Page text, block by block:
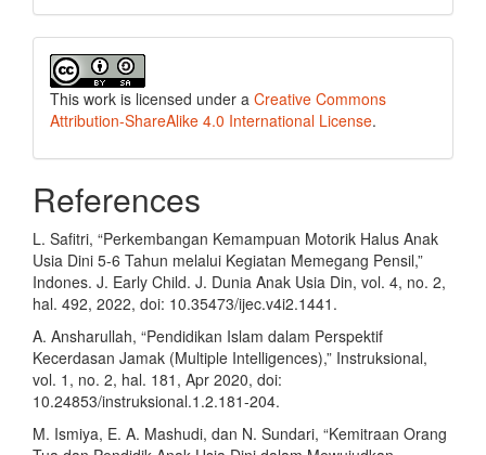
This work is licensed under a Creative Commons
Attribution-ShareAlike 4.0 International License.
References
L. Safitri, “Perkembangan Kemampuan Motorik Halus Anak
Usia Dini 5-6 Tahun melalui Kegiatan Memegang Pensil,”
Indones. J. Early Child. J. Dunia Anak Usia Din, vol. 4, no. 2,
hal. 492, 2022, doi: 10.35473/ijec.v4i2.1441.
A. Ansharullah, “Pendidikan Islam dalam Perspektif
Kecerdasan Jamak (Multiple Intelligences),” Instruksional,
vol. 1, no. 2, hal. 181, Apr 2020, doi:
10.24853/instruksional.1.2.181-204.
M. Ismiya, E. A. Mashudi, dan N. Sundari, “Kemitraan Orang